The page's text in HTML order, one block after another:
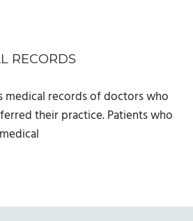
RECORDS
medical records of doctors who
their practice. Patients who